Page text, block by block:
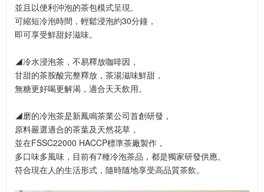
並且以便利沖泡的茶包模式呈現。
可縮短冷泡時間，輕鬆浸泡約30分鐘，
即可享受鮮甜好滋味。
◢冷水浸泡茶，不易釋放咖啡因，
甘甜的茶胺酸完整釋放，茶湯滋味鮮甜，
無糖更好喝更解渴，適合天天飲用。
◢磨的冷泡茶是新鳳鳴茶業公司首創研發，
原料嚴選適合的茶葉及天然花草，
並在FSSC22000 HACCP標準茶廠製作，
多口味多風味，目前有7種冷泡茶品，都是獨家研發供應。
符合現在人的生活形式，隨時隨地享受高品質茶飲。